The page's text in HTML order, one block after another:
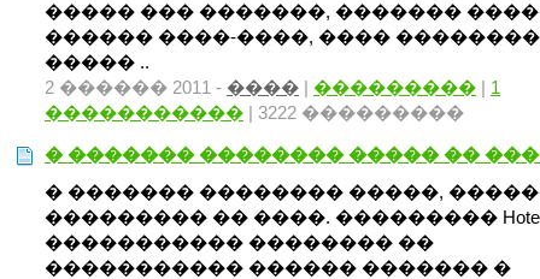
����� ��� �������, �������
������ ����-����, ����
����� ..
2 ������ 2011 - ���� | ��������� | 1
����������� | 3222 ���������
� ������� �������� ����� ��
� ������� �������� �����,
��������� �� ����. ��������� Hotel
����������� �������� ��
����������� ������ ������� �